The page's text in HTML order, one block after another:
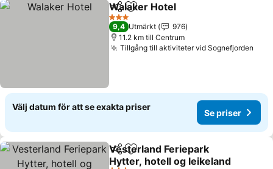
Dela Lägg till i Mina Favoriter
Walaker Hotel
3 Stjärnor
9,4 Utmärkt
976
11.2 km till Centrum
Tillgång till aktiviteter vid Sognefjorden
Välj datum för att se exakta priser
Se priser
Dela Lägg till i Mina Favoriter
Vesterland Feriepark
Hytter, hotell og leikeland